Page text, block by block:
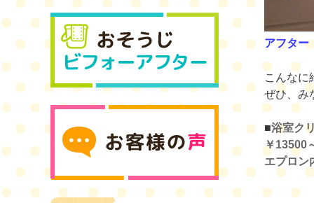
アフター
こんなに
ぜひ、み
■浴室ク
￥13500
エプロ